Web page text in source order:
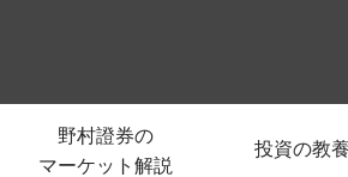
野村證券の
マーケット解説
投資の教